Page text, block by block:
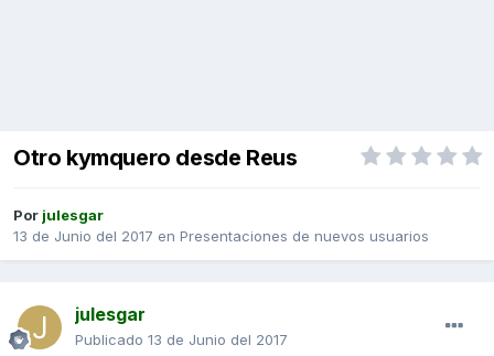
Otro kymquero desde Reus
Por julesgar
13 de Junio del 2017 en Presentaciones de nuevos usuarios
julesgar
Publicado 13 de Junio del 2017